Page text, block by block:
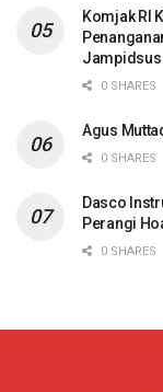
Komjak RI
Jampidsus
0 SHARES
Agus
0 SHARES
Dasco
Perangi
0 SHARES